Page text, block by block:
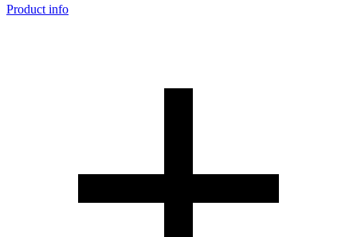
Product info